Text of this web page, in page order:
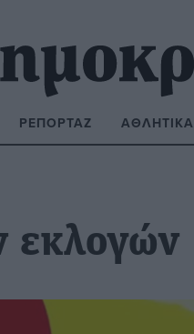
ΡΕΠΟΡΤΆΖ ΑΘΛΗΤΙΚΆ
εκλογών